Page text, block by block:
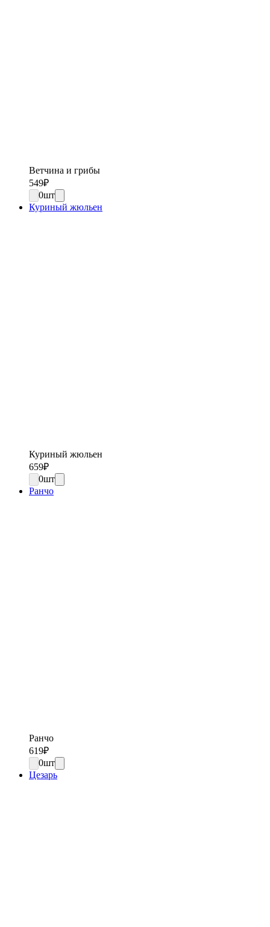
Ветчина и грибы
549₽
0шт
Куриный жюльен
Куриный жюльен
659₽
0шт
Ранчо
Ранчо
619₽
0шт
Цезарь